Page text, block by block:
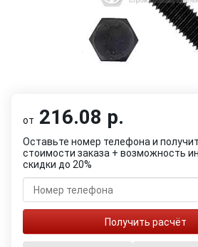
от 216.08 р.
Оставьте номер телефона и
стоимости заказа + возможность
скидки до 20%